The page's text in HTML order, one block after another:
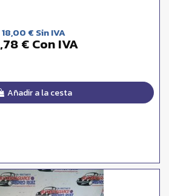
18,00 € Sin IVA
€ Con IVA
Añadir a la cesta